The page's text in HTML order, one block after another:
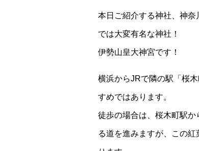
本日ご紹介する神社、神
では大変有名な神社！
伊勢山皇大神宮です！
横浜からJRで隣の駅「桜
すめではあります。
徒歩の場合は、桜木町駅
る道を進みますが、この